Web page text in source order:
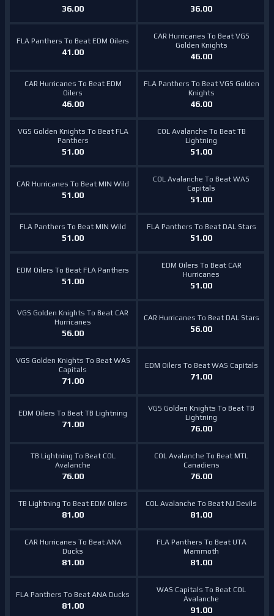
36.00 36.00
FLA Panthers To Beat EDM Oilers
41.00
CAR Hurricanes To Beat VGS
Golden Knights
46.00
CAR Hurricanes To Beat EDM
Oilers
46.00
FLA Panthers To Beat VGS Golden
Knights
46.00
VGS Golden Knights To Beat FLA
Panthers
51.00
COL Avalanche To Beat TB
Lightning
51.00
CAR Hurricanes To Beat MIN Wild
51.00
COL Avalanche To Beat WAS
Capitals
51.00
FLA Panthers To Beat MIN Wild
51.00
FLA Panthers To Beat DAL Stars
51.00
EDM Oilers To Beat FLA Panthers
51.00
EDM Oilers To Beat CAR
Hurricanes
51.00
VGS Golden Knights To Beat CAR
Hurricanes
56.00
CAR Hurricanes To Beat DAL Stars
56.00
VGS Golden Knights To Beat WAS
Capitals
71.00
EDM Oilers To Beat WAS Capitals
71.00
EDM Oilers To Beat TB Lightning
71.00
VGS Golden Knights To Beat TB
Lightning
76.00
TB Lightning To Beat COL
Avalanche
76.00
COL Avalanche To Beat MTL
Canadiens
76.00
TB Lightning To Beat EDM Oilers
81.00
COL Avalanche To Beat NJ Devils
81.00
CAR Hurricanes To Beat ANA
Ducks
81.00
FLA Panthers To Beat UTA
Mammoth
81.00
FLA Panthers To Beat ANA Ducks
81.00
WAS Capitals To Beat COL
Avalanche
91.00